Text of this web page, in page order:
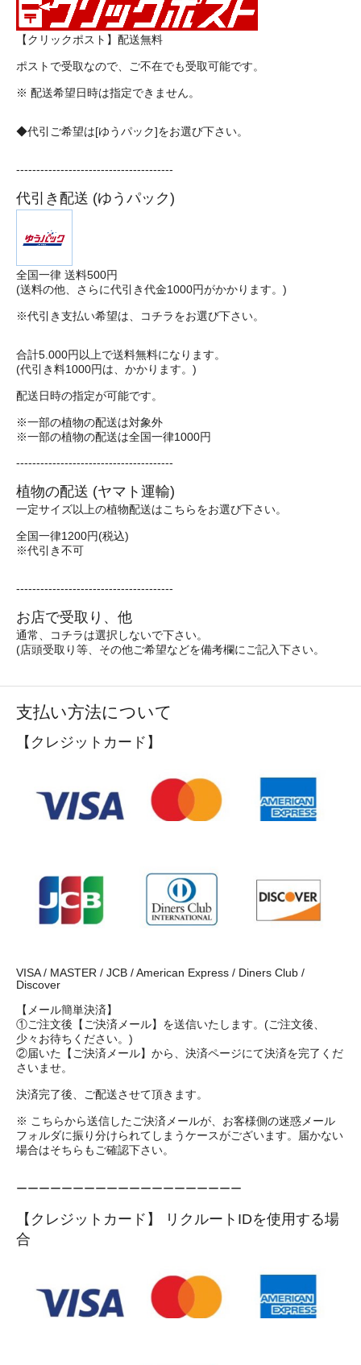
【クリックポスト】配送無料
ポストで受取なので、ご不在でも受取可能です。
※ 配送希望日時は指定できません。
◆代引ご希望は[ゆうパック]をお選び下さい。
---------------------------------------
代引き配送 (ゆうパック)
全国一律 送料500円
(送料の他、さらに代引き代金1000円がかかります。)
※代引き支払い希望は、コチラをお選び下さい。
合計5.000円以上で送料無料になります。
(代引き料1000円は、かかります。)
配送日時の指定が可能です。
※一部の植物の配送は対象外
※一部の植物の配送は全国一律1000円
---------------------------------------
植物の配送 (ヤマト運輸)
一定サイズ以上の植物配送はこちらをお選び下さい。
全国一律1200円(税込)
※代引き不可
---------------------------------------
お店で受取り、他
通常、コチラは選択しないで下さい。
(店頭受取り等、その他ご希望などを備考欄にご記入下さい。
支払い方法について
【クレジットカード】
VISA / MASTER / JCB / American Express / Diners Club /
Discover
【メール簡単決済】
①ご注文後【ご決済メール】を送信いたします。(ご注文後、
少々お待ちください。)
②届いた【ご決済メール】から、決済ページにて決済を完了くだ
さいませ。
決済完了後、ご配送させて頂きます。
※ こちらから送信したご決済メールが、お客様側の迷惑メール
フォルダに振り分けられてしまうケースがございます。届かない
場合はそちらもご確認下さい。
ーーーーーーーーーーーーーーーーーーーー
【クレジットカード】 リクルートIDを使用する場
合